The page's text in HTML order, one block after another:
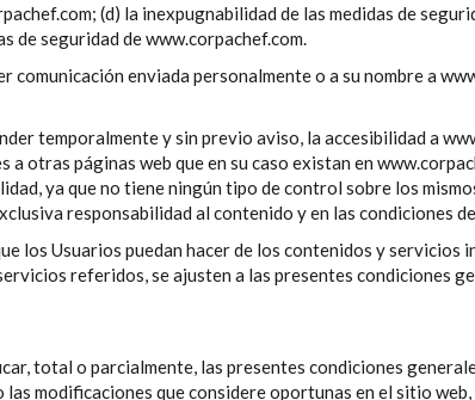
(d) la inexpugnabilidad de las medidas de
de seguridad de www.corpachef.com.
enviada personalmente o a su nombre a
temporalmente y sin previo aviso, la accesibilidad a
otras páginas web que en su caso existan en
ya que no tiene ningún tipo de control sobre los
responsabilidad al contenido y en las condiciones
los Usuarios puedan hacer de los contenidos y servicios
referidos, se ajusten a las presentes condiciones
total o parcialmente, las presentes condiciones
modificaciones que considere oportunas en el sitio